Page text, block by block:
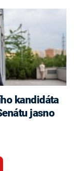
kandidáta
jasno